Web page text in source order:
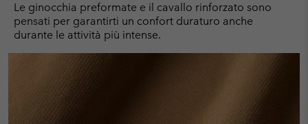
Le ginocchia preformate e il cavallo rinforzato sono
pensati per garantirti un confort duraturo anche
durante le attività più intense.